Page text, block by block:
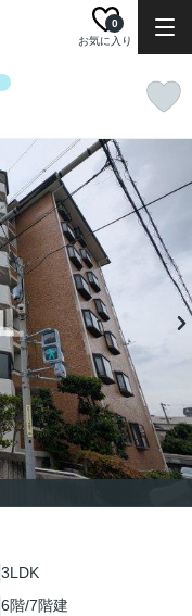
お気に入り
0
3LDK
6階/7階建